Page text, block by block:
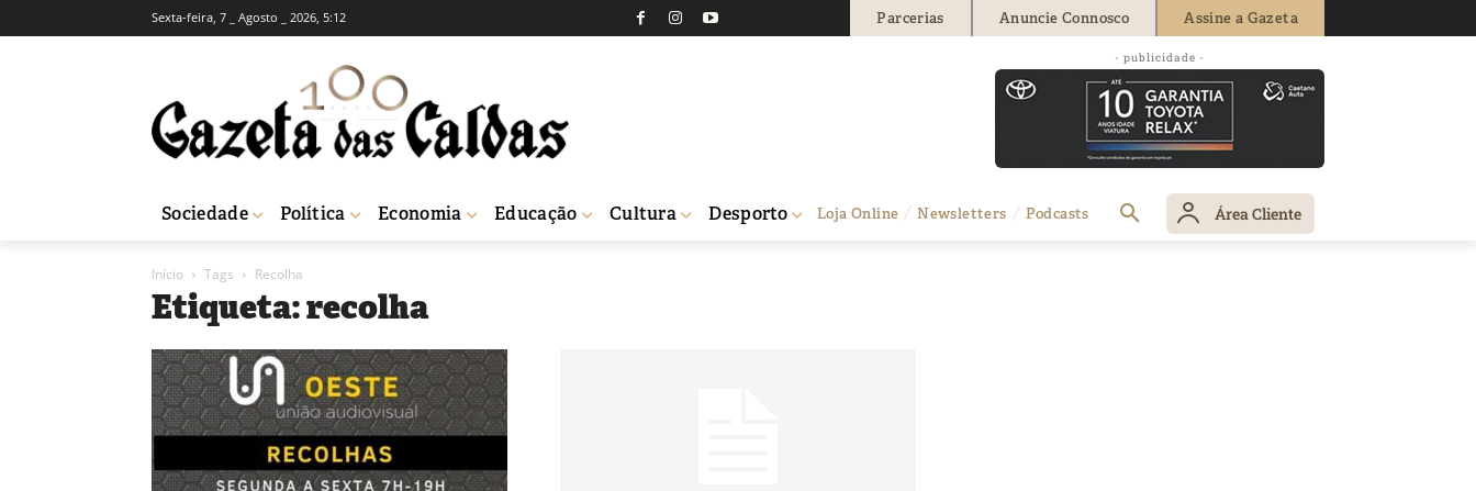
Sexta-feira, 7 _ Agosto _ 2026, 5:12 Parcerias Anuncie Connosco Assine a Gazeta
- publicidade -
Sociedade Política Economia Educação Cultura Desporto Loja Online Newsletters Podcasts Área Cliente
Início Tags Recolha
Etiqueta: recolha